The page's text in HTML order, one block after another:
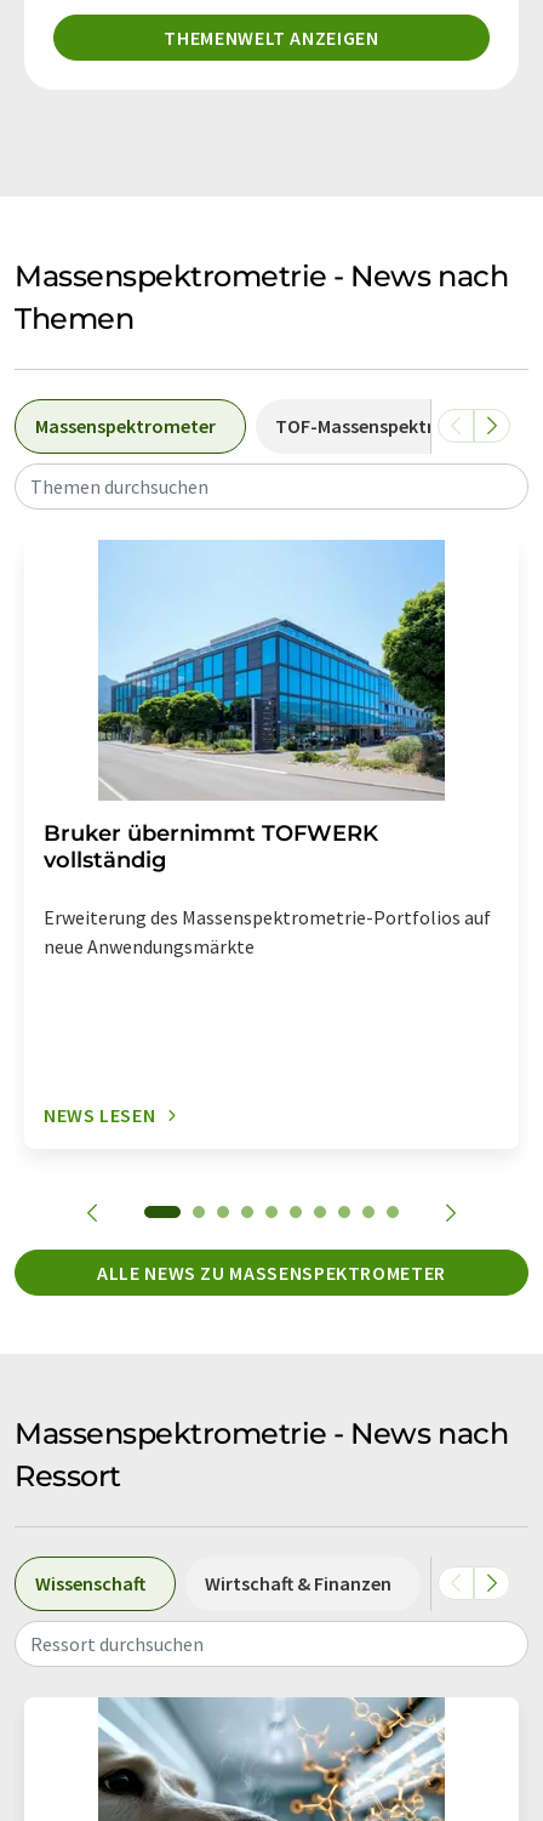
THEMENWELT ANZEIGEN
Massenspektrometrie - News nach
Themen
Massenspektrometer TOF-Massenspektrometrie
Themen durchsuchen
Bruker übernimmt TOFWERK
vollständig
Erweiterung des Massenspektrometrie-Portfolios auf
neue Anwendungsmärkte
NEWS LESEN
ALLE NEWS ZU MASSENSPEKTROMETER
Massenspektrometrie - News nach
Ressort
Wissenschaft Wirtschaft & Finanzen
Ressort durchsuchen